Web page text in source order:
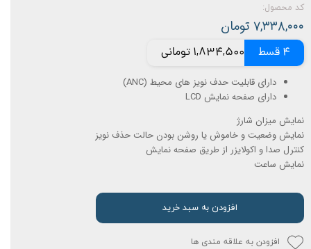
کد محصول:
۷,۳۳۸,۰۰۰ تومان
4 قسط 1,834,500 تومانی
دارای قابلیت حدف نویز های محیط (ANC)
دارای صفحه نمایش LCD
نمایش میزان شارژ
نمایش وضعیت و خاموش یا روشن بودن حالت حذف نویز
کنترل صدا و اکولایزر از طریق صفحه نمایش
نمایش ساعت
افزودن به سبد خرید
افزودن به علاقه مندی ها